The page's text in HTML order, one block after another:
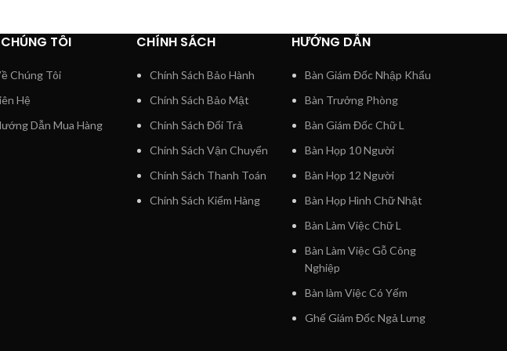
TÔI
Chúng Tôi
Hệ
Dẫn Mua Hàng
CHÍNH SÁCH
Chính Sách Bảo Hành
Chính Sách Bảo Mật
Chính Sách Đổi Trả
Chính Sách Vận Chuyển
Chính Sách Thanh Toán
Chính Sách Kiểm Hàng
HƯỚNG DẪN
Bàn Giám Đốc Nhập Khẩu
Bàn Trưởng Phòng
Bàn Giám Đốc Chữ L
Bàn Họp 10 Người
Bàn Họp 12 Người
Bàn Họp Hình Chữ Nhật
Bàn Làm Việc Chữ L
Bàn Làm Việc Gỗ Công
Nghiệp
Bàn làm Việc Có Yếm
Ghế Giám Đốc Ngả Lưng